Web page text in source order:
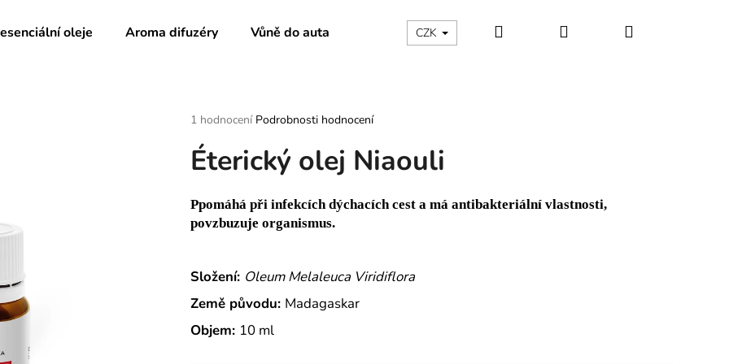
oleje Aroma difuzéry Vůně do auta Aroma blog
CZK Hledat PřihlášeníNákupní
Průměrné
produktu
je
z
5
hvězdiček.
1 hodnocení Podrobnosti hodnocení
Éterický olej Niaouli
Ppomáhá při infekcích dýchacích cest a má antibakteriální vlastnosti,
povzbuzuje organismus.
Složení: Oleum Melaleuca Viridiflora
Země původu: Madagaskar
Objem: 10 ml
HLEDAT